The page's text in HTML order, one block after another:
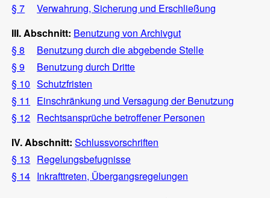
§ 7
Verwahrung, Sicherung und Erschließung
III. Abschnitt: Benutzung von Archivgut
§ 8
Benutzung durch die abgebende Stelle
§ 9
Benutzung durch Dritte
§ 10 Schutzfristen
§ 11
Einschränkung und Versagung der Benutzung
§ 12 Rechtsansprüche betroffener Personen
IV. Abschnitt:Schlussvorschriften
§ 13 Regelungsbefugnisse
§ 14 Inkrafttreten, Übergangsregelungen